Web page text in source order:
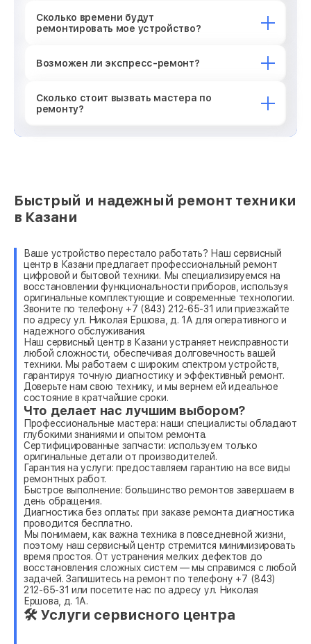
Сколько времени будут
ремонтировать мое устройство?
Возможен ли экспресс-ремонт?
Сколько стоит вызвать мастера по
ремонту?
Быстрый и надежный ремонт техники
в Казани
Ваше устройство перестало работать? Наш сервисный
центр в Казани предлагает профессиональный ремонт
цифровой и бытовой техники. Мы специализируемся на
восстановлении функциональности приборов, используя
оригинальные комплектующие и современные технологии.
Звоните по телефону +7 (843) 212-65-31 или приезжайте
по адресу ул. Николая Ершова, д. 1А для оперативного и
надежного обслуживания.
Наш сервисный центр в Казани устраняет неисправности
любой сложности, обеспечивая долговечность вашей
техники. Мы работаем с широким спектром устройств,
гарантируя точную диагностику и эффективный ремонт.
Доверьте нам свою технику, и мы вернем ей идеальное
состояние в кратчайшие сроки.
Что делает нас лучшим выбором?
Профессиональные мастера: наши специалисты обладают
глубокими знаниями и опытом ремонта.
Сертифицированные запчасти: используем только
оригинальные детали от производителей.
Гарантия на услуги: предоставляем гарантию на все виды
ремонтных работ.
Быстрое выполнение: большинство ремонтов завершаем в
день обращения.
Диагностика без оплаты: при заказе ремонта диагностика
проводится бесплатно.
Мы понимаем, как важна техника в повседневной жизни,
поэтому наш сервисный центр стремится минимизировать
время простоя. От устранения мелких дефектов до
восстановления сложных систем — мы справимся с любой
задачей. Запишитесь на ремонт по телефону +7 (843)
212-65-31 или посетите нас по адресу ул. Николая
Ершова, д. 1А.
🛠 Услуги сервисного центра